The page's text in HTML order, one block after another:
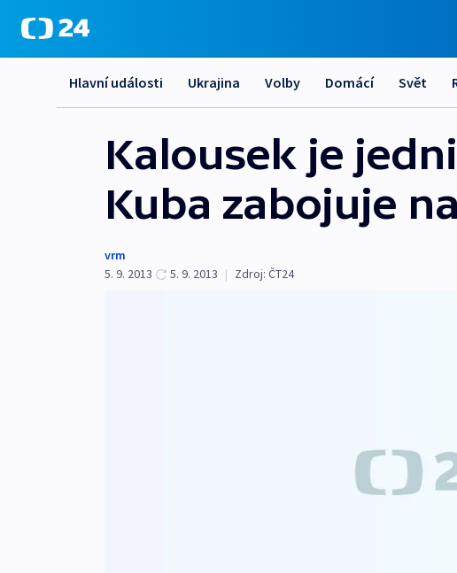
Hlavní události Ukrajina Volby Domácí Svět
Kalousek je
Kuba zabojuje
vrm
5. 9. 2013
5. 9. 2013 | Zdroj: ČT24